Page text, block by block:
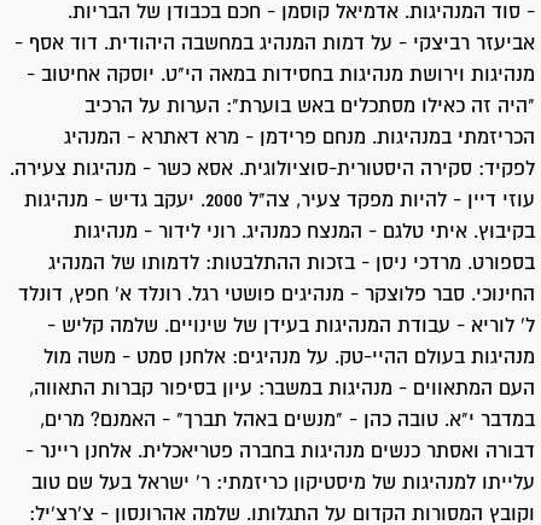
- סוד המנהיגות. אדמיאל קוסמן - חכם בכבודן של הבריות.
אביעזר רביצקי - על דמות המנהיג במחשבה היהודית. דוד אסף -
מנהיגות וירושת מנהיגות בחסידות במאה הי"ט. יוסקה אחיטוב -
"היה זה כאילו מסתכלים באש בוערת": הערות על הרכיב
הכריזמתי במנהיגות. מנחם פרידמן - מרא דאתרא - המנהיג
לפקיד: סקירה היסטורית-סוציולוגית. אסא כשר - מנהיגות צעירה.
עוזי דיין - להיות מפקד צעיר, צה"ל 2000. יעקב גדיש - מנהיגות
בקיבוץ. איתי טלגם - המנצח כמנהיג. רוני לידור - מנהיגות
בספורט. מרדכי ניסן - בזכות ההתלבטות: לדמותו של המנהיג
החינוכי. סבר פלוצקר - מנהיגים פושטי רגל. רונלד א' חפץ, דונלד
ל' לוריא - עבודת המנהיגות בעידן של שינויים. שלמה קליש -
מנהיגות בעולם ההיי-טק. על מנהיגים: אלחנן סמט - משה מול
העם המתאווים - מנהיגות במשבר: עיון בסיפור קברות התאווה,
במדבר י"א. טובה כהן - "מנשים באהל תברך" - האמנם? מרים,
דבורה ואסתר כנשים מנהיגות בחברה פטריאכלית. אלחנן ריינר -
עלייתו למנהיגות של מיסטיקון כריזמתי: ר' ישראל בעל שם טוב
וקובץ המסורות הקדום על התגלותו. שלמה אהרונסון - צ'רצ'יל: